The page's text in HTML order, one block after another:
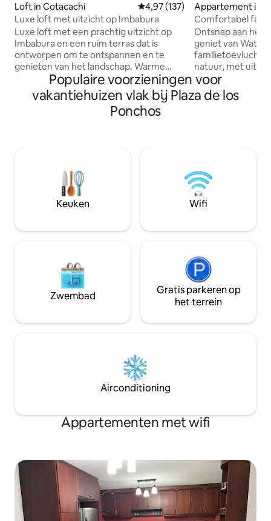
Loft in Cotacachi Gemiddelde beoordeling van
4,97 (137)
Luxe loft met uitzicht op Imbabura
Luxe loft met een prachtig uitzicht op
Imbabura en een ruim terras dat is
ontworpen om te ontspannen en te
genieten van het landschap. Warme
houten accenten, moderne keuken,
sfeervolle woonkamer, snelle wifi en
comfortabele slaapkamers zorgen voor
het perfecte verblijf voor stellen,
lokale bezienswaardigheden. Een uniek
toevluchtsoord om te genieten van
comfort, natuur en onvergetelijke
zonsondergangen.
Appartement in
Comfortabel
haard
Ontsnap aan het
geniet van
natuur, met
Imbabura en Cotacachi.
maximaal 8
slaapkamers met
bij Cuicocha. Op verzoek kun je je
verblijf aanvullen
basis van de
Populaire voorzieningen voor
vakantiehuizen vlak bij Plaza de los
Ponchos
Keuken Wifi
Zwembad
Gratis parkeren op
het terrein
Airconditioning
Appartementen met wifi